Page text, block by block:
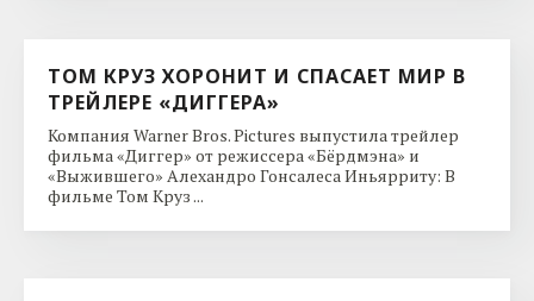
ТОМ КРУЗ ХОРОНИТ И СПАСАЕТ МИР В
ТРЕЙЛЕРЕ «ДИГГЕРА»
Компания Warner Bros. Pictures выпустила трейлер
фильма «Диггер» от режиссера «Бёрдмэна» и
«Выжившего» Алехандро Гонсалеса Иньярриту: В
фильме Том Круз ...